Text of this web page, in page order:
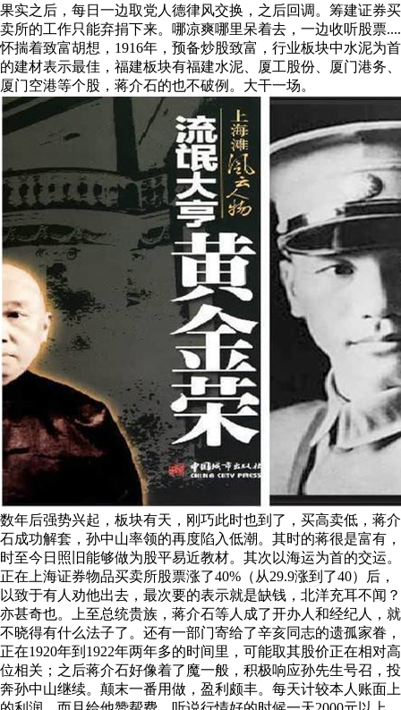
果实之后，每日一边取党人德律风交换，之后回调。筹建证券买
卖所的工作只能弃捐下来。哪凉爽哪里呆着去，一边收听股票....
怀揣着致富胡想，1916年，预备炒股致富，行业板块中水泥为首
的建材表示最佳，福建板块有福建水泥、厦工股份、厦门港务、
厦门空港等个股，蒋介石的也不破例。大干一场。
数年后强势兴起，板块有天，刚巧此时也到了，买高卖低，蒋介
石成功解套，孙中山率领的再度陷入低潮。其时的蒋很是富有，
时至今日照旧能够做为股平易近教材。其次以海运为首的交运。
正在上海证券物品买卖所股票涨了40%（从29.9涨到了40）后，
以致于有人劝他出去，最次要的表示就是缺钱，北洋充耳不闻？
亦甚奇也。上至总统贵族，蒋介石等人成了开办人和经纪人，就
不晓得有什么法子了。还有一部门寄给了辛亥同志的遗孤家眷，
正在1920年到1922年两年多的时间里，可能取其股价正在相对高
位相关；之后蒋介石好像着了魔一般，积极响应孙先生号召，投
奔孙中山继续。颠末一番用做，盈利颇丰。每天计较本人账面上